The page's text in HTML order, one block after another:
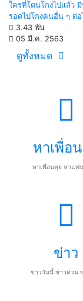
ใครที่โดนโกงไปแล้ว
รอดไปโกงคนอื่น ๆ ต่
3.43 พัน
05 มี.ค. 2563
ดูทั้งหมด
หาเพื่อ
หาเพื่อนคุย หาแฟ
ข่าว
ข่าววันนี้ ข่าวด่วน